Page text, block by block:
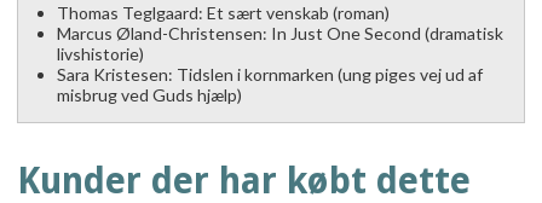
Thomas Teglgaard: Et sært venskab (roman)
Marcus Øland-Christensen: In Just One Second (dramatisk
livshistorie)
Sara Kristesen: Tidslen i kornmarken (ung piges vej ud af
misbrug ved Guds hjælp)
Kunder der har købt dette